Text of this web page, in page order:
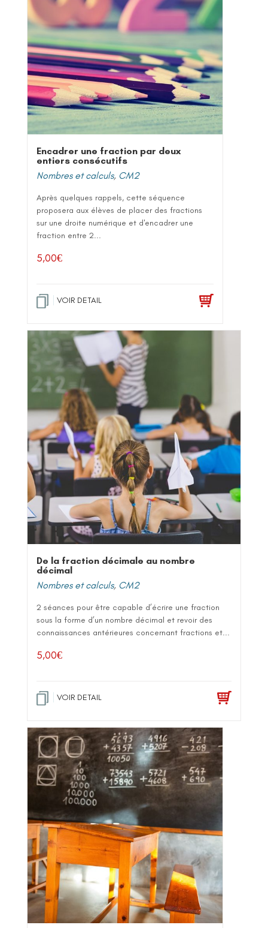
Encadrer une fraction par deux
entiers consécutifs
Nombres et calculs, CM2
Après quelques rappels, cette séquence
proposera aux élèves de placer des fractions
sur une droite numérique et d'encadrer une
fraction entre 2...
5,00€
VOIR DETAIL
De la fraction décimale au nombre
décimal
Nombres et calculs, CM2
2 séances pour être capable d’écrire une fraction
sous la forme d’un nombre décimal et revoir des
connaissances antérieures concernant fractions et...
5,00€
VOIR DETAIL